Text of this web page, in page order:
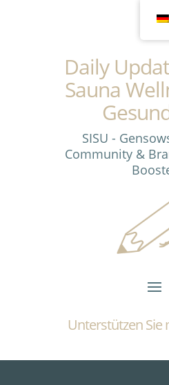
Daily
Sauna
SISU -
Community &
Unterstützen Sie